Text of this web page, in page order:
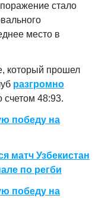
стало
место в
который прошел
разгромно
48:93.
победу на
матч Узбекистан
по регби
победу на